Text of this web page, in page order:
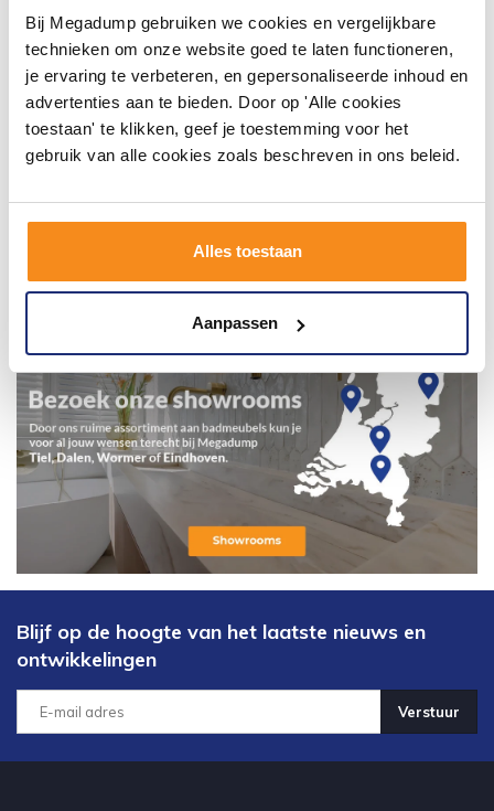
Bij Megadump gebruiken we cookies en vergelijkbare
technieken om onze website goed te laten functioneren,
je ervaring te verbeteren, en gepersonaliseerde inhoud en
advertenties aan te bieden. Door op 'Alle cookies
toestaan' te klikken, geef je toestemming voor het
gebruik van alle cookies zoals beschreven in ons beleid.
Alles toestaan
Aanpassen
Blijf op de hoogte van het laatste nieuws en
ontwikkelingen
Verstuur